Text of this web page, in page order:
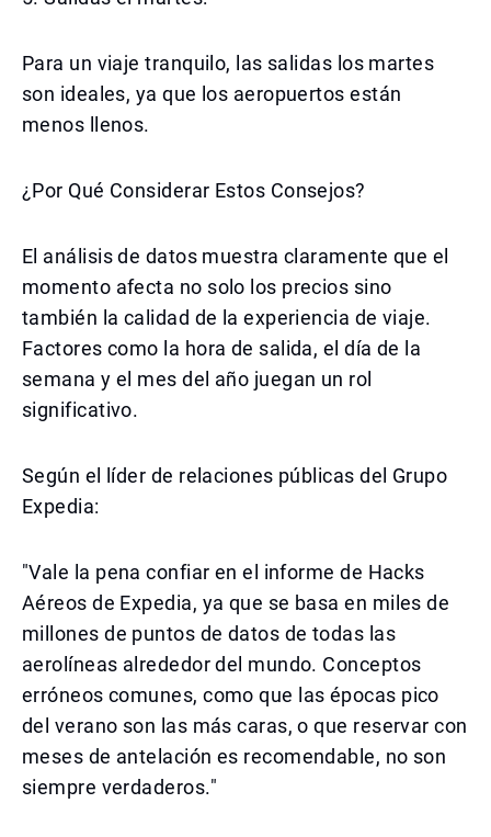
Para un viaje tranquilo, las salidas los martes
son ideales, ya que los aeropuertos están
menos llenos.
¿Por Qué Considerar Estos Consejos?
El análisis de datos muestra claramente que el
momento afecta no solo los precios sino
también la calidad de la experiencia de viaje.
Factores como la hora de salida, el día de la
semana y el mes del año juegan un rol
significativo.
Según el líder de relaciones públicas del Grupo
Expedia:
"Vale la pena confiar en el informe de Hacks
Aéreos de Expedia, ya que se basa en miles de
millones de puntos de datos de todas las
aerolíneas alrededor del mundo. Conceptos
erróneos comunes, como que las épocas pico
del verano son las más caras, o que reservar con
meses de antelación es recomendable, no son
siempre verdaderos."